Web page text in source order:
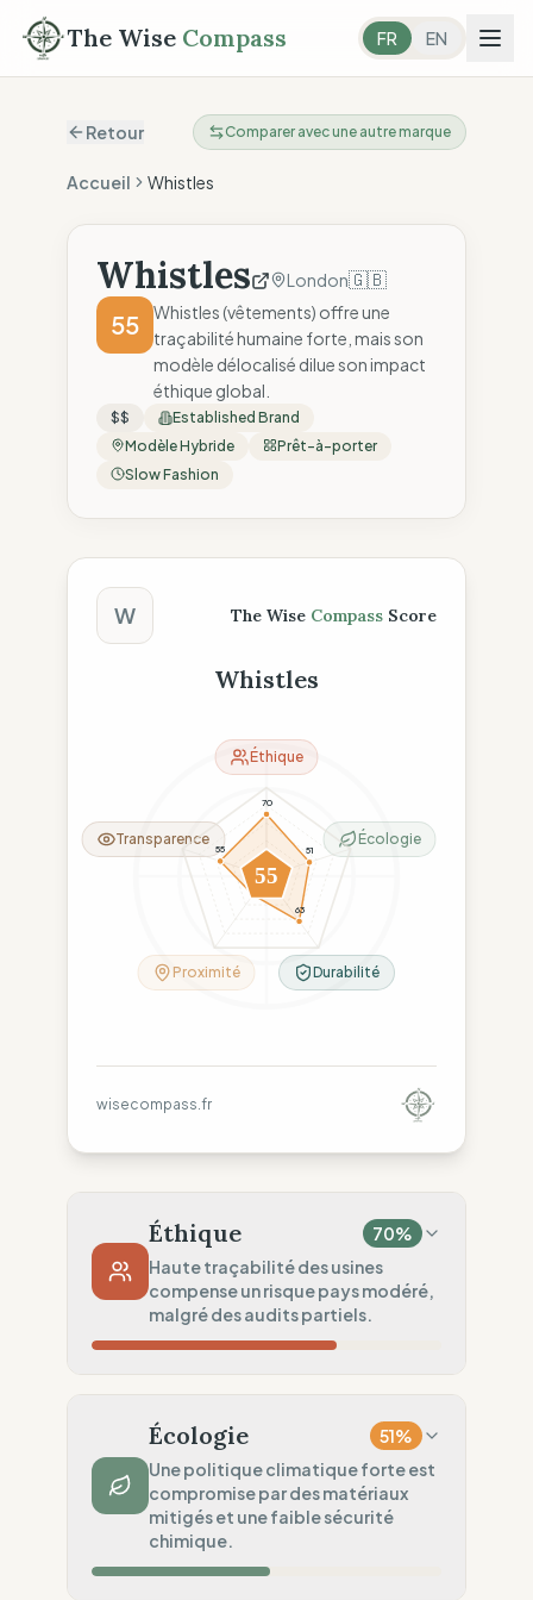
The Wise Compass FR EN
Retour Comparer avec une autre marque
Accueil Whistles
Whistles London🇬🇧
55
Whistles (vêtements) offre une
traçabilité humaine forte, mais son
modèle délocalisé dilue son impact
éthique global.
$$
Established Brand
Modèle Hybride
Prêt-à-porter
Slow Fashion
Score The Wise Compass
W The Wise Compass Score
Whistles
70
51
63
26
55
55
Éthique
Écologie
Durabilité
Proximité
Transparence
wisecompass.fr
Éthique 70%
Haute traçabilité des usines
compense un risque pays modéré,
malgré des audits partiels.
Violations régulières (Pays mixtes)
Traçabilité 100%
Liste publique Rangs 1 & 2
Audits Sociaux
Audits partiels (Chaîne à risque)
Écologie 51%
Une politique climatique forte est
compromise par des matériaux
mitigés et une faible sécurité
chimique.